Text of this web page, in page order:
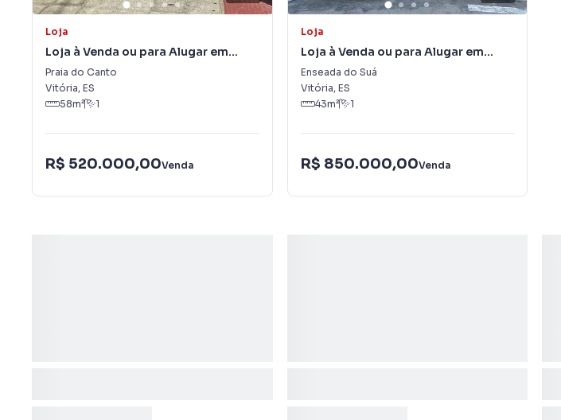
Loja
Loja à Venda ou para Alugar em
Praia do Canto
Praia do Canto
Vitória, ES
58m² 1
R$ 520.000,00Venda
Loja
Loja à Venda ou para Alugar em
Enseada do Suá
Enseada do Suá
Vitória, ES
43m² 1
R$ 850.000,00Venda